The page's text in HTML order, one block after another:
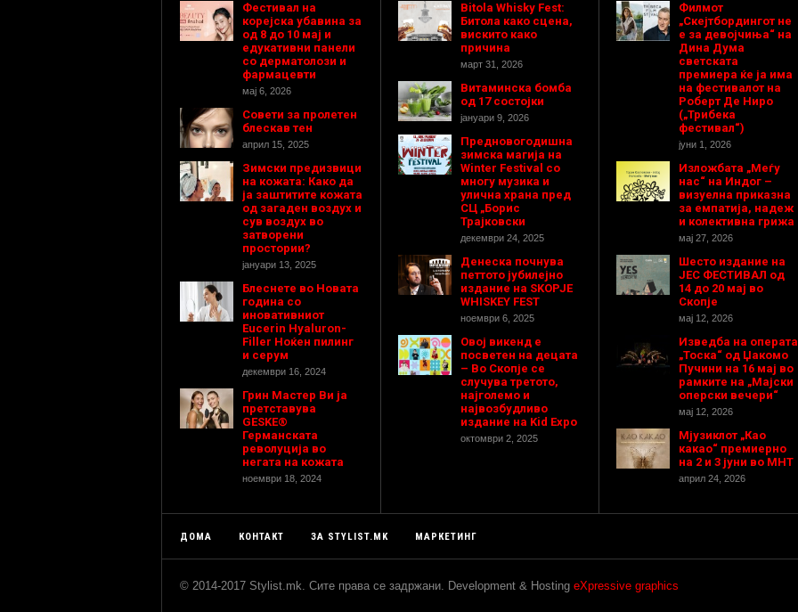
Фестивал на
корејска убавина за
од 8 до 10 мај и
едукативни панели
со дерматолози и
фармацевти
мај 6, 2026
Совети за пролетен
блескав тен
април 15, 2025
Зимски предизвици
на кожата: Како да
ја заштитите кожата
од загаден воздух и
сув воздух во
затворени
простории?
јануари 13, 2025
Блеснете во Новата
година со
иновативниот
Eucerin Hyaluron-
Filler Ноќен пилинг
и серум
декември 16, 2024
Грин Мастер Ви ја
претставува
GESKE®
Германската
револуција во
негата на кожата
ноември 18, 2024
Bitola Whisky Fest:
Битола како сцена,
вискито како
причина
март 31, 2026
Витаминска бомба
од 17 состојки
јануари 9, 2026
Предновогодишнa
зимска магија на
Winter Festival со
многу музика и
улична храна пред
СЦ „Борис
Трајковски
декември 24, 2025
Денеска почнува
петтото јубилејно
издание на SKOPJE
WHISKEY FEST
ноември 6, 2025
Овој викенд е
посветен на децата
– Во Скопје се
случува третото,
најголемо и
највозбудливо
издание на Kid Expo
октомври 2, 2025
Филмот
„Скејтбордингот не
е за девојчиња“ на
Дина Дума
светската
премиера ќе ја има
на фестивалот на
Роберт Де Ниро
(„Трибека
фестивал“)
јуни 1, 2026
Изложбата „Меѓу
нас“ на Индог –
визуелна приказна
за емпатија, надеж
и колективна грижа
мај 27, 2026
Шесто издание на
ЈЕС ФЕСТИВАЛ од
14 до 20 мај во
Скопје
мај 12, 2026
Изведба на операта
„Тоска“ од Џакомо
Пучини на 16 мај во
рамките на „Мајски
оперски вечери“
мај 12, 2026
Мјузиклот „Као
какао“ премиерно
на 2 и 3 јуни во МНТ
април 24, 2026
ДОМА КОНТАКТ ЗА STYLIST.MK МАРКЕТИНГ
© 2014-2017 Stylist.mk. Сите права се задржани. Development & Hosting eXpressive graphics